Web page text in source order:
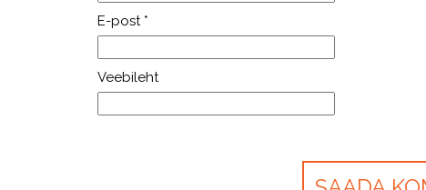
E-post *
Veebileht